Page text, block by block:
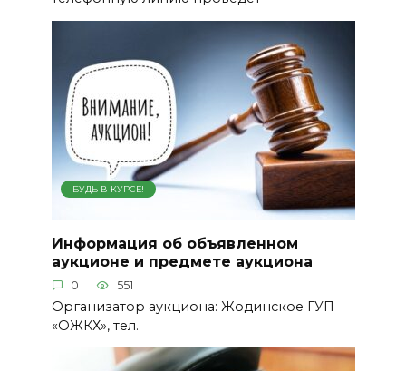
БУДЬ В КУРСЕ!
Информация об объявленном
аукционе и предмете аукциона
0 551
Организатор аукциона: Жодинское ГУП
«ОЖКХ», тел.